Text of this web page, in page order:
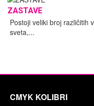
ZASTAVE
Postoji veliki broj različitih
sveta,...
CMYK KOLIBRI